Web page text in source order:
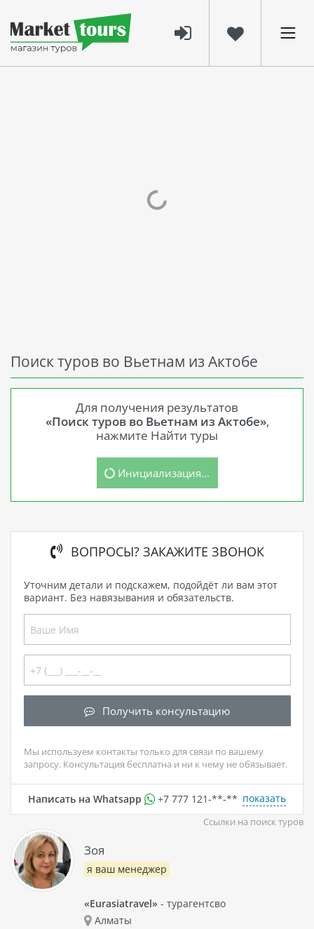
Поиск туров во Вьетнам из Актобе
Для получения результатов
«Поиск туров во Вьетнам из Актобе»,
нажмите Найти туры
Инициализация...
ВОПРОСЫ? ЗАКАЖИТЕ ЗВОНОК
Уточним детали и подскажем, подойдёт ли вам этот
вариант. Без навязывания и обязательств.
Получить консультацию
Мы используем контакты только для связи по вашему
запросу. Консультация бесплатна и ни к чему не обязывает.
Написать на Whatsapp +7 777 121-**-** показать
Ссылки на поиск туров
Зоя
я ваш менеджер
«Eurasiatravel» - турагентсво
Алматы